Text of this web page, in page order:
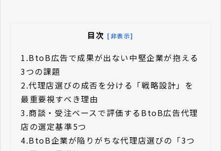
目次 [非表示]
1.BtoB広告で成果が出ない中堅企業が抱える
3つの課題
2.代理店選びの成否を分ける「戦略設計」を
最重要視すべき理由
3.商談・受注ベースで評価するBtoB広告代理
店の選定基準5つ
4.BtoB企業が陥りがちな代理店選びの「3つ